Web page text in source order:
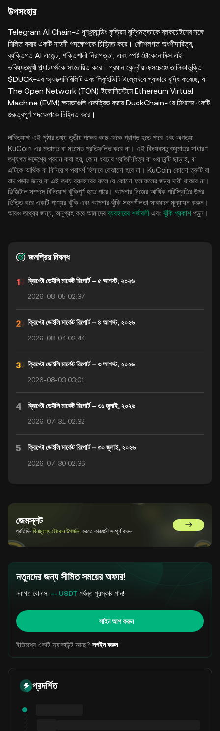
উপসংহার
Telegram AI Chain-এ পুনঃব্র্যান্ডিং কৃত্রিম বুদ্ধিমত্তাকে ব্লকচেইনের সঙ্গে
মিলিত করার একটি সাহসী পদক্ষেপকে চিহ্নিত করে। কৌশলগত অংশীদারিত্ব,
ব্যক্তিগত AI এজেন্ট, শক্তিশালী নিরাপত্তা, এবং স্পষ্ট টোকেনোমিক্স এই
ভবিষ্যতমুখী প্ল্যাটফর্মকে সংজ্ঞায়িত করে। প্রধান কেন্দ্রীয় এক্সচেঞ্জে তালিকাভুক্তি
$DUCK-এর অ্যাক্সেসিবিলিটি এবং লিকুইডিটি উল্লেখযোগ্যভাবে বৃদ্ধি করেছে, যা
The Open Network (TON) ইকোসিস্টেমে Ethereum Virtual
Machine (EVM) ক্ষমতাগুলি একত্রিত করার DuckChain-এর মিশনের একটি
গুরুত্বপূর্ণ পদক্ষেপকে চিহ্নিত করে।
দাবিত্যাগ: এই পৃষ্ঠার তথ্য তৃতীয় পক্ষের কাছ থেকে প্রাপ্ত হতে পারে এবং অগত্যা
KuCoin এর মতামত বা মতামত প্রতিফলিত করে না। এই বিষয়বস্তু শুধুমাত্র সাধারণ
তথ্যগত উদ্দেশ্যে প্রদান করা হয়, কোন ধরনের প্রতিনিধিত্ব বা ওয়ারেন্টি ছাড়াই, বা
এটিকে আর্থিক বা বিনিয়োগ পরামর্শ হিসাবে বোঝানো হবে না। KuCoin কোনো ত্রুটি বা
বাদ পড়ার জন্য বা এই তথ্য ব্যবহারের ফলে যে কোনো ফলাফলের জন্য দায়ী থাকবে না।
ডিজিটাল সম্পদে বিনিয়োগ ঝুঁকিপূর্ণ হতে পারে। আপনার নিজের আর্থিক পরিস্থিতির উপর
ভিত্তি করে একটি পণ্যের ঝুঁকি এবং আপনার ঝুঁকি সহনশীলতা সাবধানে মূল্যায়ন করুন।
আরও তথ্যের জন্য, অনুগ্রহ করে আমাদের ব্যবহারের শর্তাবলী এবং ঝুঁকি প্রকাশ পড়ুন।
জনপ্রিয় নিবন্ধ
ক্রিপ্টো ডেইলি মার্কেট রিপোর্ট – ৫ আগস্ট, ২০২৬
2026-08-05 02:37
ক্রিপ্টো ডেইলি মার্কেট রিপোর্ট – ৪ আগস্ট, ২০২৬
2026-08-04 02:44
ক্রিপ্টো ডেইলি মার্কেট রিপোর্ট – ৩ আগস্ট, ২০২৬
2026-08-03 03:01
4
ক্রিপ্টো ডেইলি মার্কেট রিপোর্ট – ৩১ জুলাই, ২০২৬
2026-07-31 02:32
5
ক্রিপ্টো ডেইলি মার্কেট রিপোর্ট – ৩০ জুলাই, ২০২৬
2026-07-30 02:36
জেমস্লট
প্রতিদিনবিনামূল্যে টোকেন উপার্জন করতে কাজগুলি সম্পূর্ণ করুন GemSlot এ
নতুনদের জন্য সীমিত সময়ের অফার!
নবাগত বোনাস: -- USDT পর্যন্ত পুরস্কার পান!
সাইন আপ করুন
ইতিমধ্যে একটি অ্যাকাউন্ট আছে? লগইন করুন
প্রদর্শিত